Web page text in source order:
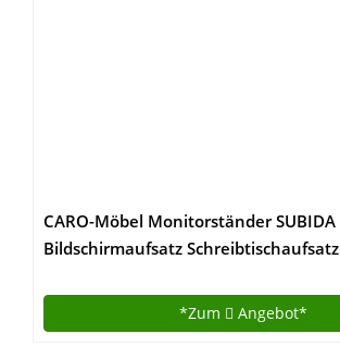
CARO-Möbel Monitorständer SUBIDA
Bildschirmaufsatz Schreibtischaufsatz
buchefarben
*Zum Angebot*